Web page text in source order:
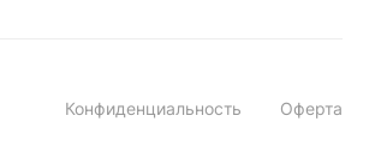
Конфиденциальность Оферта